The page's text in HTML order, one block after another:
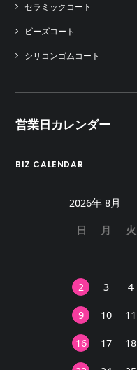
セラミックコート
ビーズコート
シリコンゴムコート
営業日カレンダー
BIZ CALENDAR
2026年 8月
日 月 火
2
3 4
9
10 11
16
17 18